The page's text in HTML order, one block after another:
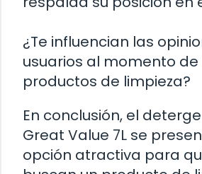
¿Te influencian las
usuarios al momento
productos de limpieza?
En conclusión, el
Great Value 7L se
opción atractiva para